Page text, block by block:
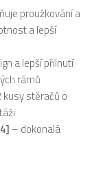
proužkování a
a lepší
a lepší přilnutí
rámů
stěračů o
– dokonalá